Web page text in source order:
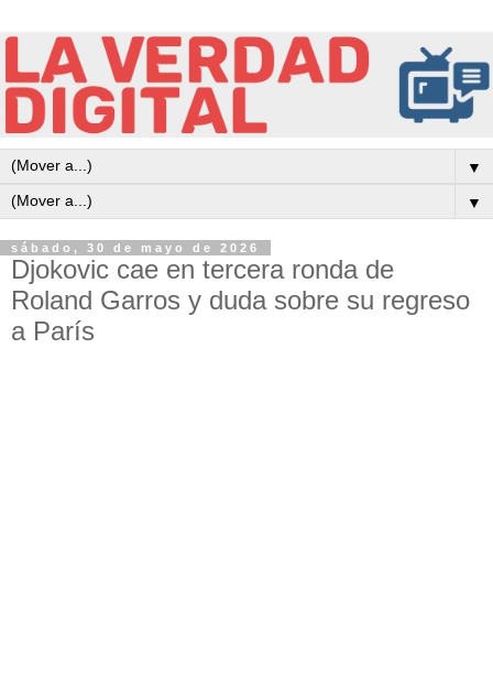
▼
▼
sábado, 30 de mayo de 2026
Djokovic cae en tercera ronda de
Roland Garros y duda sobre su regreso
a París